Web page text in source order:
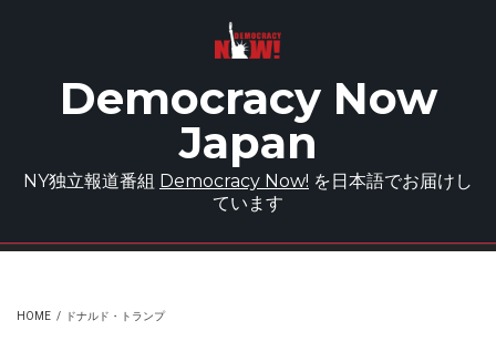
Democracy Now
Japan
NY独立報道番組 Democracy Now! を日本語でお届けし
ています
HOME / ドナルド・トランプ